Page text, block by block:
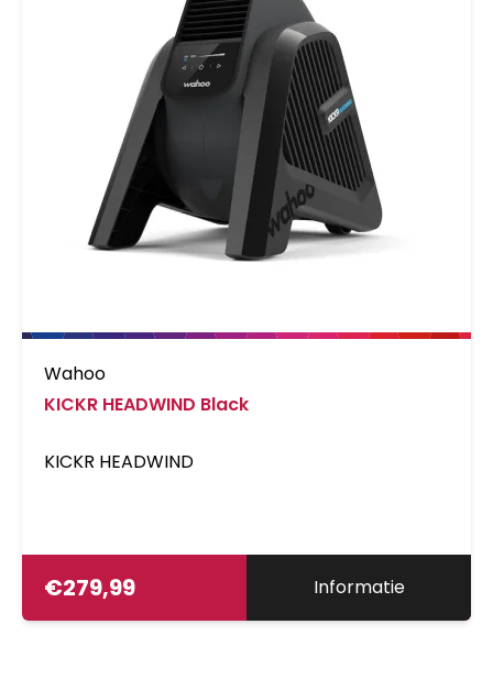
Wahoo
KICKR HEADWIND Black
KICKR HEADWIND
€279,99 Informatie